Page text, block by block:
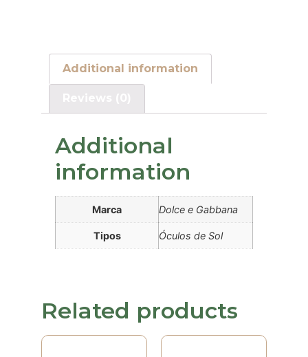
Additional information
Additional
information
Marca Dolce e Gabbana
Tipos Óculos de Sol
Related products